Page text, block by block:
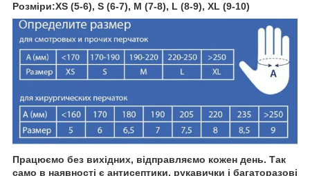
Розміри:XS (5-6), S (6-7), M (7-8), L (8-9), XL (9-10)
Працюємо без вихідних, відправляємо кожен день. Так
само в наявності є антисептики, рукавички і багаторазові